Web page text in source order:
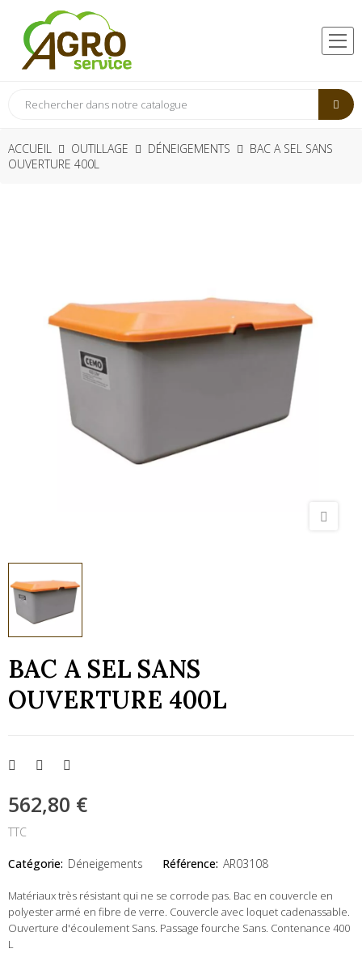
ACCUEIL OUTILLAGE DÉNEIGEMENTS
BAC A SEL SANS
OUVERTURE 400L
BAC A SEL SANS
OUVERTURE 400L
562,80 €
TTC
Catégorie: Déneigements Référence: AR03108
Matériaux très résistant qui ne se corrode pas. Bac en couvercle en
polyester armé en fibre de verre. Couvercle avec loquet cadenassable.
Ouverture d'écoulement Sans. Passage fourche Sans. Contenance 400
L